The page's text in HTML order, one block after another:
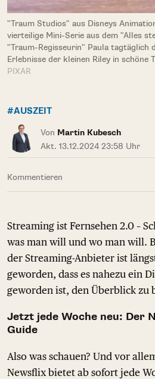
"Traum Studios" aus Disneys
vierteilige Mini-Serie aus dem "Alles
"Traum-Regisseurin" Paula tagtäglich
Erlebnisse der kleinen Riley in schöne
PIXAR
#AUSZEIT
Von Martin Kubesch
Akt. 13.12.2024 23:58 Uhr
Kommentieren
Streaming ist Fernsehen 2.0 –
was man will und wo man will.
der Streaming-Anbieter ist
geworden, dass es nahezu ein
geworden ist, den Überblick zu
Jetzt jede Woche neu: Der
Guide
Also was schauen? Und vor
Newsflix bietet ab sofort jede